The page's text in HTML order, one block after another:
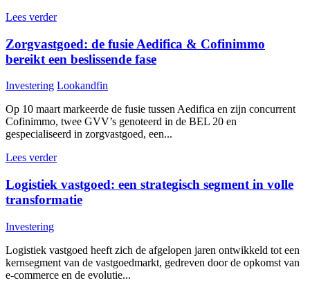
Lees verder
Zorgvastgoed: de fusie Aedifica & Cofinimmo
bereikt een beslissende fase
Investering Lookandfin
Op 10 maart markeerde de fusie tussen Aedifica en zijn concurrent
Cofinimmo, twee GVV’s genoteerd in de BEL 20 en
gespecialiseerd in zorgvastgoed, een...
Lees verder
Logistiek vastgoed: een strategisch segment in volle
transformatie
Investering
Logistiek vastgoed heeft zich de afgelopen jaren ontwikkeld tot een
kernsegment van de vastgoedmarkt, gedreven door de opkomst van
e-commerce en de evolutie...